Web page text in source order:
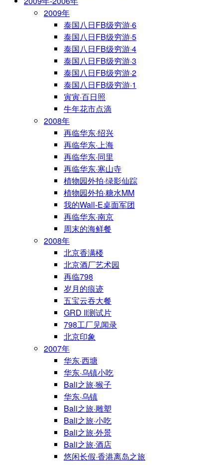
2009年
泰国八日FB级穷游·6
泰国八日FB级穷游·5
泰国八日FB级穷游·4
泰国八日FB级穷游·3
泰国八日FB级穷游·2
泰国八日FB级穷游·1
寅寅·百日照
牛年花市点滴
2008年
再临华东·绍兴
再临华东·上海
再临华东·同里
再临华东·寒山寺
植物园外拍·绿影仙踪
植物园外拍·糖水MM
我的Wall-E桌面军团
再临华东·南京
周末的海鲜餐
2008年
北京香满楼
北京酒厂艺术园
再临798
岁月的痕迹
五宝云吞大餐
GRD II测试片
798工厂见闻录
北京印象
2007年
华东·西塘
华东·乌镇小吃
Bali之旅·猴子
华东·乌镇
Bali之旅·雕塑
Bali之旅·小吃
Bali之旅·外景
Bali之旅·酒店
悠闲长假·香港离岛之旅